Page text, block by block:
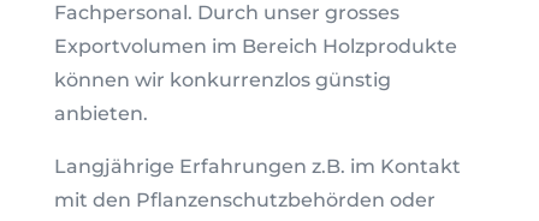
Fachpersonal. Durch unser grosses
Exportvolumen im Bereich Holzprodukte
können wir konkurrenzlos günstig
anbieten.
Langjährige Erfahrungen z.B. im Kontakt
mit den Pflanzenschutzbehörden oder